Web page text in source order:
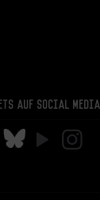
auf Social Media